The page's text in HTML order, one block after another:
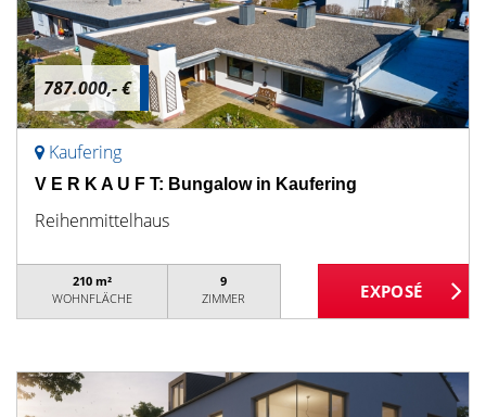
787.000,- €
Kaufering
V E R K A U F T: Bungalow in Kaufering
Reihenmittelhaus
210 m²
WOHNFLÄCHE
9
ZIMMER